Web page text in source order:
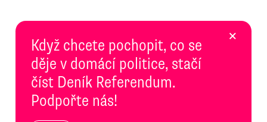
Když chcete pochopit, co se
děje v domácí politice, stačí
číst Deník Referendum.
Podpořte nás!
×